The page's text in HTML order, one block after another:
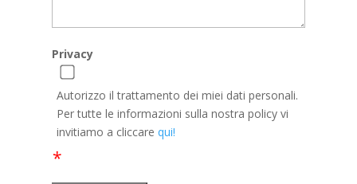
Privacy
Autorizzo il trattamento dei miei dati personali.
Per tutte le informazioni sulla nostra policy vi
invitiamo a cliccare qui!